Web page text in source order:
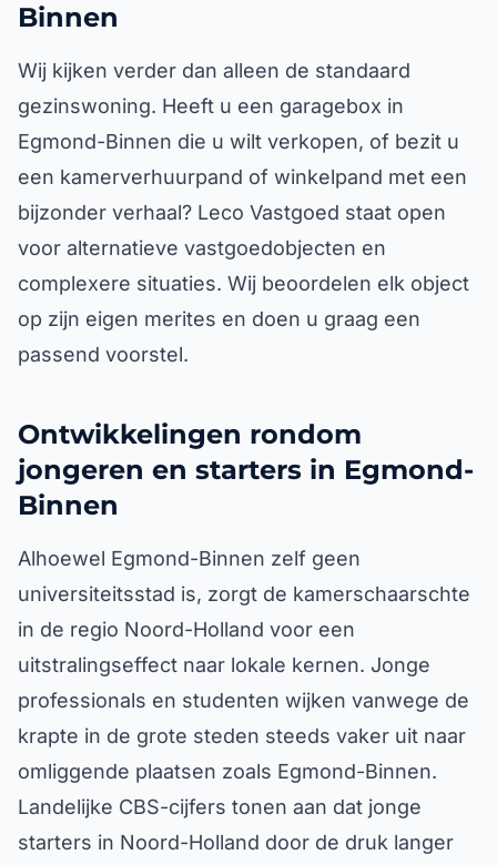
Binnen
Wij kijken verder dan alleen de standaard
gezinswoning. Heeft u een garagebox in
Egmond-Binnen die u wilt verkopen, of bezit u
een kamerverhuurpand of winkelpand met een
bijzonder verhaal? Leco Vastgoed staat open
voor alternatieve vastgoedobjecten en
complexere situaties. Wij beoordelen elk object
op zijn eigen merites en doen u graag een
passend voorstel.
Ontwikkelingen rondom
jongeren en starters in Egmond-
Binnen
Alhoewel Egmond-Binnen zelf geen
universiteitsstad is, zorgt de kamerschaarschte
in de regio Noord-Holland voor een
uitstralingseffect naar lokale kernen. Jonge
professionals en studenten wijken vanwege de
krapte in de grote steden steeds vaker uit naar
omliggende plaatsen zoals Egmond-Binnen.
Landelijke CBS-cijfers tonen aan dat jonge
starters in Noord-Holland door de druk langer